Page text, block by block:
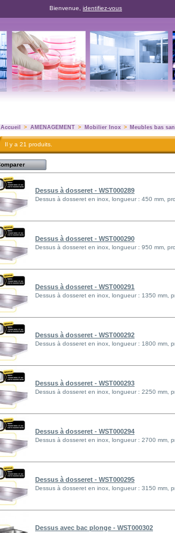
Bienvenue, identifiez-vous
Accueil > AMENAGEMENT > Mobilier Inox > Meubles bas
Il y a 21 produits.
Dessus à dosseret - WST000289
Dessus à dosseret en inox, longueur : 450 mm,
Dessus à dosseret - WST000290
Dessus à dosseret en inox, longueur : 950 mm,
Dessus à dosseret - WST000291
Dessus à dosseret en inox, longueur : 1350 mm,
Dessus à dosseret - WST000292
Dessus à dosseret en inox, longueur : 1800 mm,
Dessus à dosseret - WST000293
Dessus à dosseret en inox, longueur : 2250 mm,
Dessus à dosseret - WST000294
Dessus à dosseret en inox, longueur : 2700 mm,
Dessus à dosseret - WST000295
Dessus à dosseret en inox, longueur : 3150 mm,
Dessus avec bac plonge - WST000302